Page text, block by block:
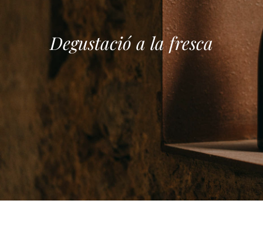
Degustació a la fresca